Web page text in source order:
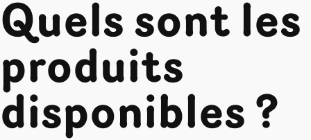
Quels sont les
produits
disponibles ?